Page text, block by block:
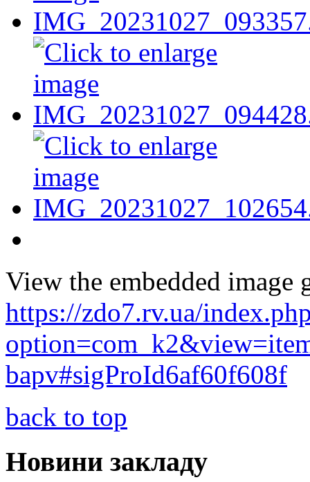
View the embedded image
https://zdo7.rv.ua/
bapv#sigProId6af60f608f
back to top
Новини закладу